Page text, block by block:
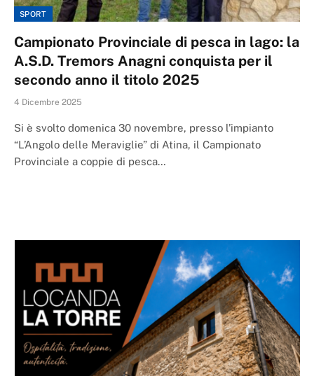
SPORT
Campionato Provinciale di pesca in lago: la
A.S.D. Tremors Anagni conquista per il
secondo anno il titolo 2025
4 Dicembre 2025
Si è svolto domenica 30 novembre, presso l’impianto
“L’Angolo delle Meraviglie” di Atina, il Campionato
Provinciale a coppie di pesca…